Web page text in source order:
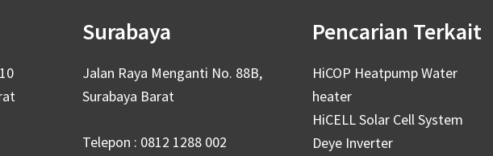
Surabaya
Jalan Raya Menganti No. 88B,
Surabaya Barat
Telepon : 0812 1288 002
Pencarian Terkait
HiCOP Heatpump Water
heater
HiCELL Solar Cell System
Deye Inverter